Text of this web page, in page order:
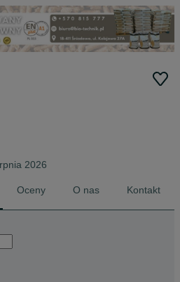
2026
Oceny O nas Kontakt